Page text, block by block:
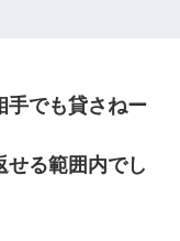
手でも貸さねー
せる範囲内でし